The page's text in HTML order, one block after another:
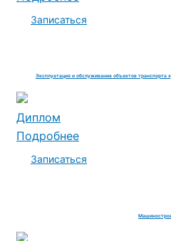
Записаться
Эксплуатация и обслуживание объектов транспорта
Диплом
Подробнее
Записаться